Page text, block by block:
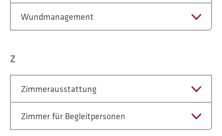
Wundmanagement
Z
Zimmerausstattung
Zimmer für Begleitpersonen